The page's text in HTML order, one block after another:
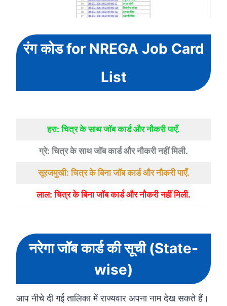
रंग कोड for NREGA Job Card
List
हरा: चित्र के साथ जॉब कार्ड और नौकरी पाएँ.
ग्रे: चित्र के साथ जॉब कार्ड और नौकरी नहीं मिली.
सूरजमुखी: चित्र के बिना जॉब कार्ड और नौकरी पाएँ.
लाल: चित्र के बिना जॉब कार्ड और नौकरी नहीं मिली.
नरेगा जॉब कार्ड की सूची (State-
wise)
आप नीचे दी गई तालिका में राज्यवार अपना नाम देख सकते हैं।